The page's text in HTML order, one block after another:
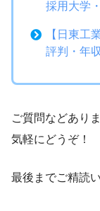
採用大学
【日東工
評判・年
ご質問などあり
気軽にどうぞ！
最後までご精読